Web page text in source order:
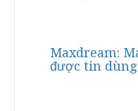
Maxdream:
được tin